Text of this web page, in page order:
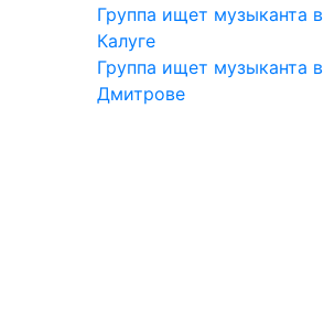
Группа ищет музыканта в
Калуге
Группа ищет музыканта в
Дмитрове